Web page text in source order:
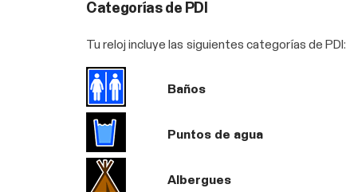
Categorías de PDI
Tu reloj incluye las siguientes categorías de PDI:
Baños
Puntos de agua
Albergues